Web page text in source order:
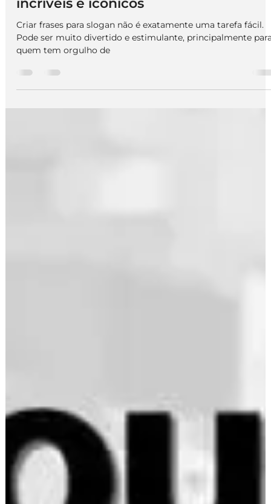
Slogan
Frases para slogan - 10 exemplos
incríveis e icônicos
Criar frases para slogan não é exatamente uma tarefa fácil.
quem tem orgulho de